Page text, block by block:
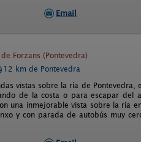
Email
de Forzans (Pontevedra)
12 km de Pontevedra
vistas sobre la ría de Pontevedra,
de la costa o para escapar del
una inmejorable vista sobre la ría
y con parada de autobús muy